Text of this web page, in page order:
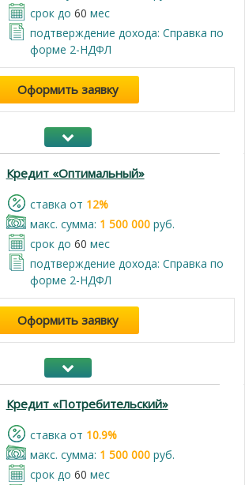
срок до 60 мес
подтверждение дохода: Справка по
форме 2-НДФЛ
Оформить заявку
Кредит «Оптимальный»
cтавка от 12%
макс. сумма: 1 500 000руб.
срок до 60 мес
подтверждение дохода: Справка по
форме 2-НДФЛ
Оформить заявку
Кредит «Потребительский»
cтавка от 10.9%
макс. сумма: 1 500 000руб.
срок до 60 мес